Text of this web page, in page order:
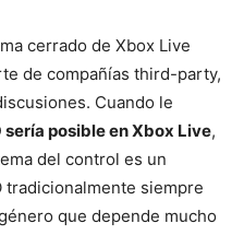
cerrado de Xbox Live
de compañías third-party,
Cuando le
sería posible en Xbox Live,
del control es un
tradicionalmente siempre
que depende mucho